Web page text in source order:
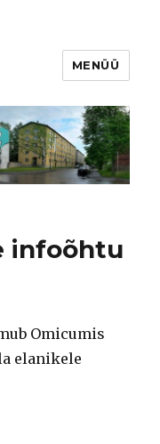
MENÜÜ
infoõhtu
Omicumis
elanikele